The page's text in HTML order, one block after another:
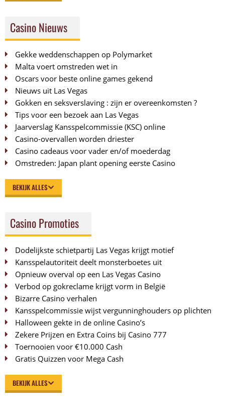
Casino Nieuws
Gekke weddenschappen op Polymarket
Malta voert omstreden wet in
Oscars voor beste online games gekend
Nieuws uit Las Vegas
Gokken en seksverslaving : zijn er overeenkomsten ?
Tips voor een bezoek aan Las Vegas
Jaarverslag Kansspelcommissie (KSC) online
Casino-overvallen worden driester
Casino cadeaus voor vader en/of moederdag
Omstreden: Japan plant opening eerste Casino
BEKIJK ALLES
Casino Promoties
Dodelijkste schietpartij Las Vegas krijgt motief
Kansspelautoriteit deelt monsterboetes uit
Opnieuw overval op een Las Vegas Casino
Verbod op gokreclame krijgt vorm in België
Bizarre Casino verhalen
Kansspelcommissie wijst vergunninghouders op plichten
Halloween gekte in de online Casino’s
Zekere Prijzen en Extra Coins bij Casino 777
Toernooien voor €10.000 Cash
Gratis Quizzen voor Mega Cash
BEKIJK ALLES